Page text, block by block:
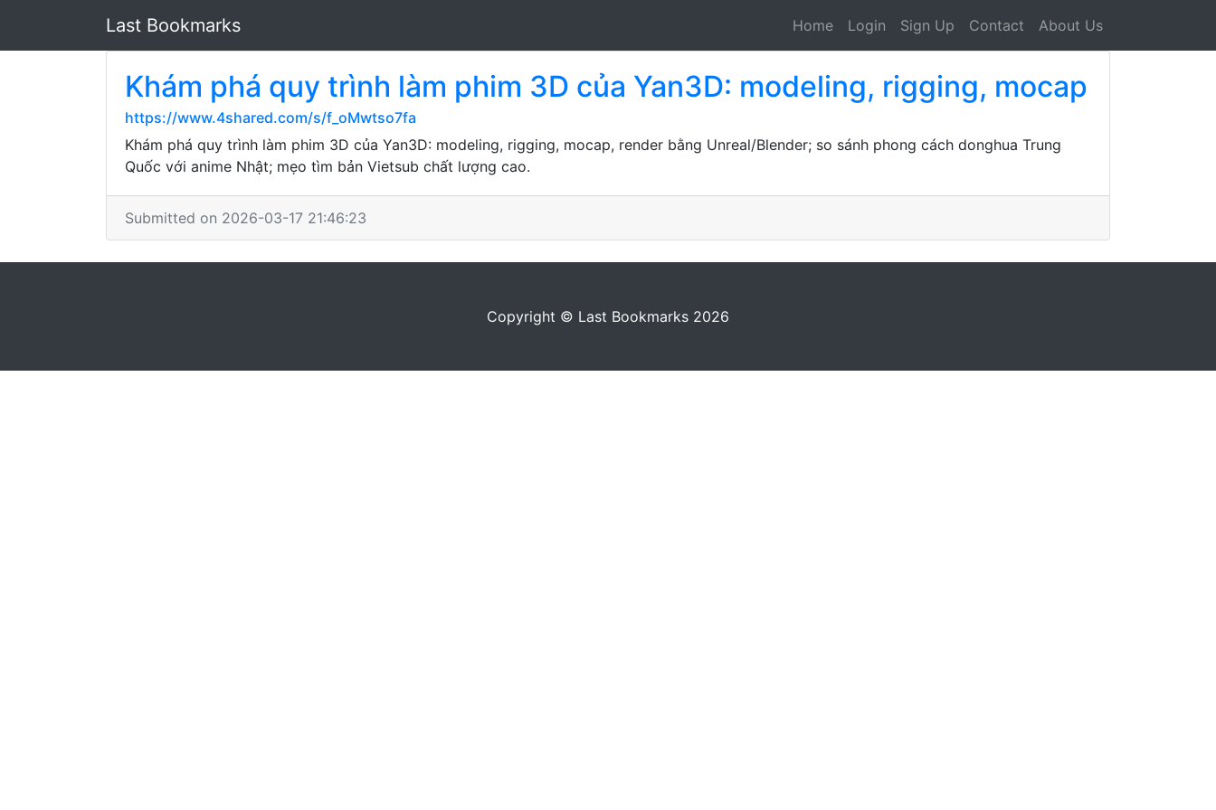
Last Bookmarks Home Login Sign Up Contact About Us
Khám phá quy trình làm phim 3D của Yan3D: modeling, rigging, mocap
https://www.4shared.com/s/f_oMwtso7fa
Khám phá quy trình làm phim 3D của Yan3D: modeling, rigging, mocap, render bằng Unreal/Blender; so sánh phong cách donghua Trung
Quốc với anime Nhật; mẹo tìm bản Vietsub chất lượng cao.
Submitted on 2026-03-17 21:46:23
Copyright © Last Bookmarks 2026